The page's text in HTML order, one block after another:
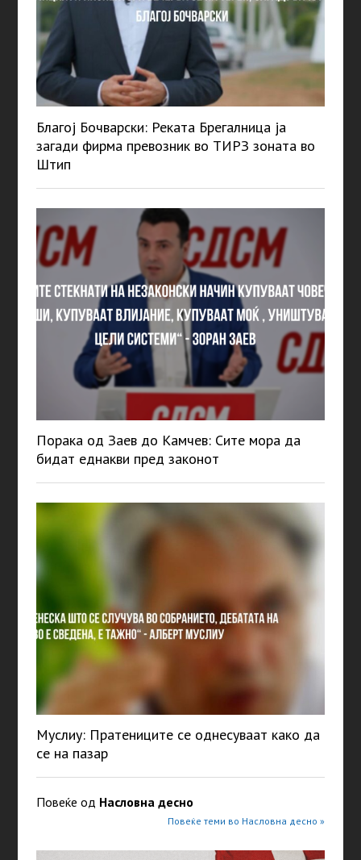
Благој Бочварски: Реката Брегалница ја
загади фирма превозник во ТИРЗ зоната во
Штип
Порака од Заев до Камчев: Сите мора да
бидат еднакви пред законот
Муслиу: Пратениците се однесуваат како да
се на пазар
Повеќе од Насловна десно
Повеќе теми во Насловна десно »